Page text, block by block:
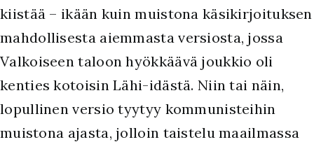
kiistää – ikään kuin muistona käsikirjoituksen
mahdollisesta aiemmasta versiosta, jossa
Valkoiseen taloon hyökkäävä joukkio oli
kenties kotoisin Lähi-idästä. Niin tai näin,
lopullinen versio tyytyy kommunisteihin
muistona ajasta, jolloin taistelu maailmassa